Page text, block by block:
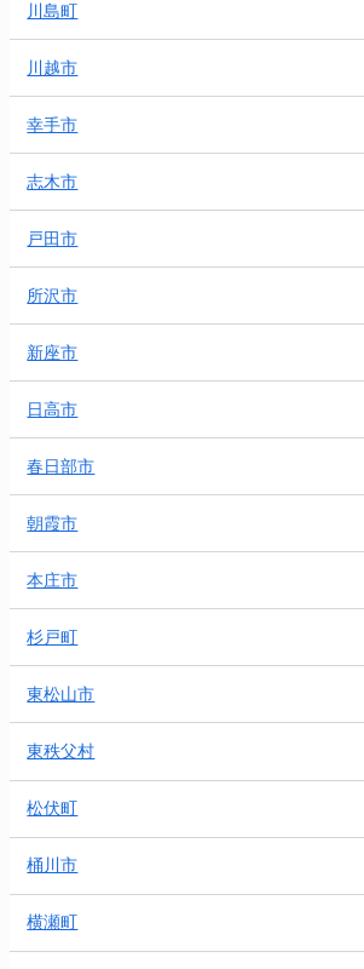
川島町
川越市
幸手市
志木市
戸田市
所沢市
新座市
日高市
春日部市
朝霞市
本庄市
杉戸町
東松山市
東秩父村
松伏町
桶川市
横瀬町